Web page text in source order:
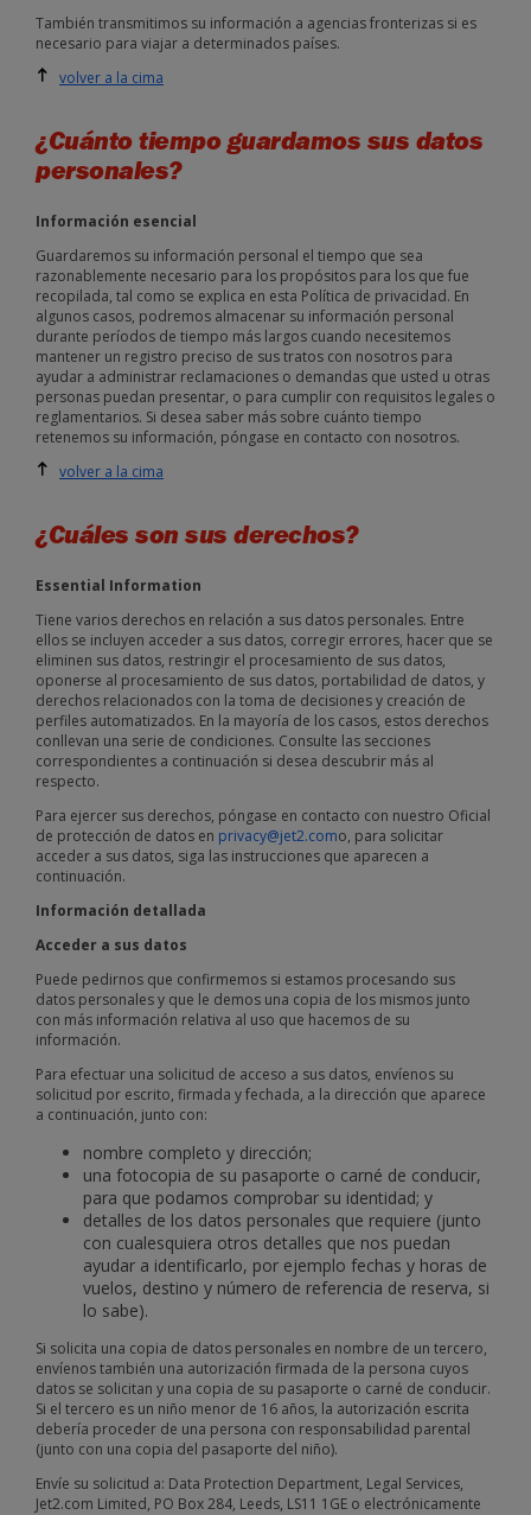
También transmitimos su información a agencias fronterizas si es
necesario para viajar a determinados países.
volver a la cima
¿Cuánto tiempo guardamos sus datos
personales?
Información esencial
Guardaremos su información personal el tiempo que sea
razonablemente necesario para los propósitos para los que fue
recopilada, tal como se explica en esta Política de privacidad. En
algunos casos, podremos almacenar su información personal
durante períodos de tiempo más largos cuando necesitemos
mantener un registro preciso de sus tratos con nosotros para
ayudar a administrar reclamaciones o demandas que usted u otras
personas puedan presentar, o para cumplir con requisitos legales o
reglamentarios. Si desea saber más sobre cuánto tiempo
retenemos su información, póngase en contacto con nosotros.
volver a la cima
¿Cuáles son sus derechos?
Essential Information
Tiene varios derechos en relación a sus datos personales. Entre
ellos se incluyen acceder a sus datos, corregir errores, hacer que se
eliminen sus datos, restringir el procesamiento de sus datos,
oponerse al procesamiento de sus datos, portabilidad de datos, y
derechos relacionados con la toma de decisiones y creación de
perfiles automatizados. En la mayoría de los casos, estos derechos
conllevan una serie de condiciones. Consulte las secciones
correspondientes a continuación si desea descubrir más al
respecto.
Para ejercer sus derechos, póngase en contacto con nuestro Oficial
de protección de datos en privacy@jet2.como, para solicitar
acceder a sus datos, siga las instrucciones que aparecen a
continuación.
Información detallada
Acceder a sus datos
Puede pedirnos que confirmemos si estamos procesando sus
datos personales y que le demos una copia de los mismos junto
con más información relativa al uso que hacemos de su
información.
Para efectuar una solicitud de acceso a sus datos, envíenos su
solicitud por escrito, firmada y fechada, a la dirección que aparece
a continuación, junto con:
nombre completo y dirección;
una fotocopia de su pasaporte o carné de conducir,
para que podamos comprobar su identidad; y
detalles de los datos personales que requiere (junto
con cualesquiera otros detalles que nos puedan
ayudar a identificarlo, por ejemplo fechas y horas de
vuelos, destino y número de referencia de reserva, si
lo sabe).
Si solicita una copia de datos personales en nombre de un tercero,
envíenos también una autorización firmada de la persona cuyos
datos se solicitan y una copia de su pasaporte o carné de conducir.
Si el tercero es un niño menor de 16 años, la autorización escrita
debería proceder de una persona con responsabilidad parental
(junto con una copia del pasaporte del niño).
Envíe su solicitud a: Data Protection Department, Legal Services,
Jet2.com Limited, PO Box 284, Leeds, LS11 1GE o electrónicamente